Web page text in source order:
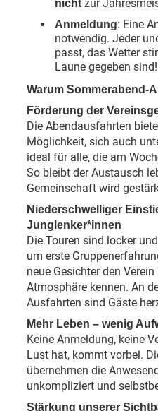
nichtzur
Anmeldung: Eine
notwendig. Jeder
passt, das Wetter
Laune gegeben sind!
Warum Sommerabend-
Förderung der
Die Abendausfahrten
Möglichkeit, sich auch
ideal für alle, die am
So bleibt der Austausch
Gemeinschaft wird
Niederschwelliger
Junglenker*innen
Die Touren sind locker
um erste
neue Gesichter den
Atmosphäre kennen. An
Ausfahrten sind Gäste
Mehr Leben – wenig
Keine Anmeldung, keine
Lust hat, kommt vorbei.
übernehmen die
unkompliziert und
Stärkung unserer